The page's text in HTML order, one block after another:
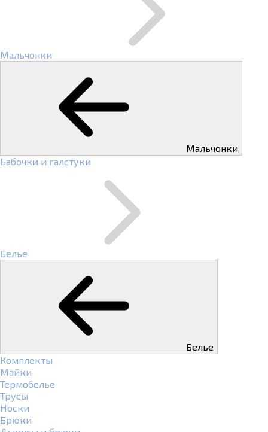
Мальчонки
Мальчонки
Бабочки и галстуки
Белье
Белье
Комплекты
Майки
Термобелье
Трусы
Носки
Брюки